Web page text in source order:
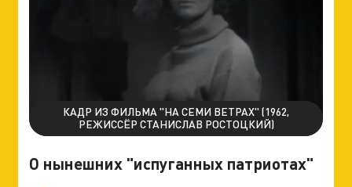
КАДР ИЗ ФИЛЬМА "НА СЕМИ ВЕТРАХ" (1962,
РЕЖИССЁР СТАНИСЛАВ РОСТОЦКИЙ)
О нынешних "испуганных патриотах"